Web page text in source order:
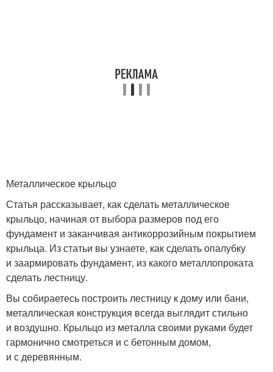
Металлическое крыльцо
Статья рассказывает, как сделать металлическое
крыльцо, начиная от выбора размеров под его
фундамент и заканчивая антикоррозийным покрытием
крыльца. Из статьи вы узнаете, как сделать опалубку
и заармировать фундамент, из какого металлопроката
сделать лестницу.
Вы собираетесь построить лестницу к дому или бани,
металлическая конструкция всегда выглядит стильно
и воздушно. Крыльцо из металла своими руками будет
гармонично смотреться и с бетонным домом,
и с деревянным.